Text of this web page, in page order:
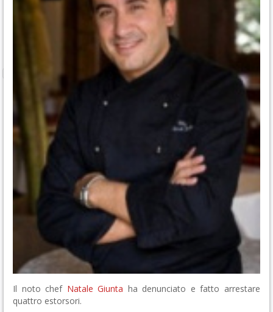
Il noto chef Natale Giunta ha denunciato e fatto arrestare
quattro estorsori.